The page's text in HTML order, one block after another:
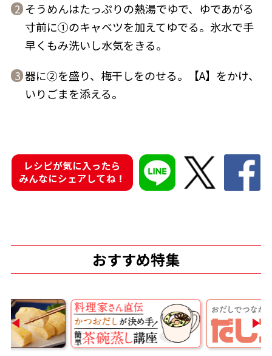
商品情報一覧
2 そうめんはたっぷりの熱湯でゆで、ゆであがる
寸前に①のキャベツを加えてゆでる。氷水で手
早くもみ洗いし水気をきる。
3 器に②を盛り、梅干しをのせる。【A】をかけ、
いりごまを添える。
レシピが気に入ったら
みんなにシェアしてね！
おすすめ特集